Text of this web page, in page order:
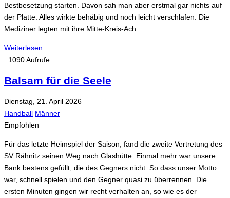
Bestbesetzung starten. Davon sah man aber erstmal gar nichts auf
der Platte. Alles wirkte behäbig und noch leicht verschlafen. Die
Mediziner legten mit ihre Mitte-Kreis-Ach...
Weiterlesen
1090 Aufrufe
Balsam für die Seele
Dienstag, 21. April 2026
Handball Männer
Empfohlen
Für das letzte Heimspiel der Saison, fand die zweite Vertretung des
SV Rähnitz seinen Weg nach Glashütte. Einmal mehr war unsere
Bank bestens gefüllt, die des Gegners nicht. So dass unser Motto
war, schnell spielen und den Gegner quasi zu überrennen. Die
ersten Minuten gingen wir recht verhalten an, so wie es der